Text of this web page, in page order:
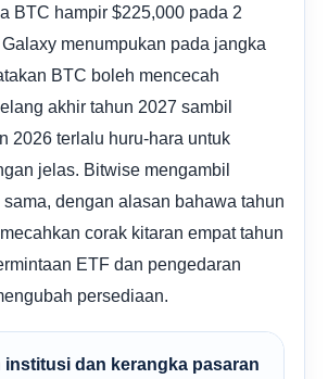
BTC hampir $225,000 pada 2
menumpukan pada jangka
BTC boleh mencecah
akhir tahun 2027 sambil
2026 terlalu huru-hara untuk
jelas. Bitwise mengambil
dengan alasan bahawa tahun
corak kitaran empat tahun
ETF dan pengedaran
persediaan.
institusi dan kerangka pasaran